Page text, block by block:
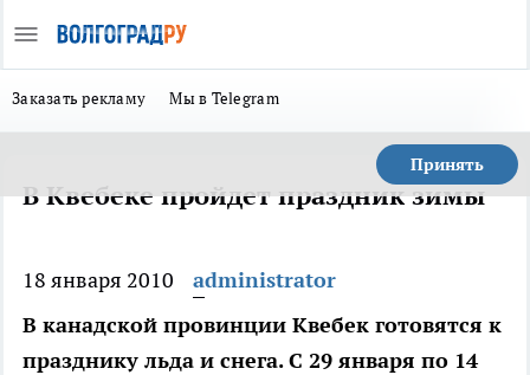
Заказать рекламу Мы в Telegram
Принять
В Квебеке пройдет праздник зимы
18 января 2010
administrator
В канадской провинции Квебек готовятся к
празднику льда и снега. С 29 января по 14